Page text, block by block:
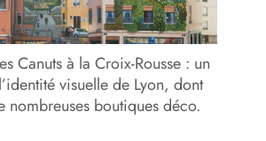
Canuts à la Croix-Rousse : un
visuelle de Lyon, dont
nombreuses boutiques déco.